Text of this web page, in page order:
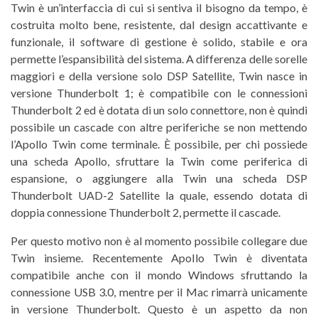
Twin è un’interfaccia di cui si sentiva il bisogno da tempo, è
costruita molto bene, resistente, dal design accattivante e
funzionale, il software di gestione è solido, stabile e ora
permette l’espansibilità del sistema. A differenza delle sorelle
maggiori e della versione solo DSP Satellite, Twin nasce in
versione Thunderbolt 1; è compatibile con le connessioni
Thunderbolt 2 ed è dotata di un solo connettore, non è quindi
possibile un cascade con altre periferiche se non mettendo
l’Apollo Twin come terminale. È possibile, per chi possiede
una scheda Apollo, sfruttare la Twin come periferica di
espansione, o aggiungere alla Twin una scheda DSP
Thunderbolt UAD-2 Satellite la quale, essendo dotata di
doppia connessione Thunderbolt 2, permette il cascade.
Per questo motivo non è al momento possibile collegare due
Twin insieme. Recentemente Apollo Twin è diventata
compatibile anche con il mondo Windows sfruttando la
connessione USB 3.0, mentre per il Mac rimarrà unicamente
in versione Thunderbolt. Questo è un aspetto da non